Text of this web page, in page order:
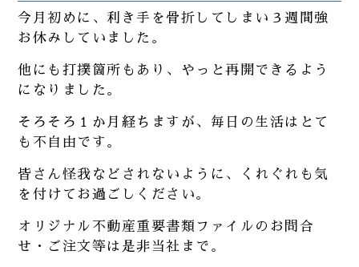
今月初めに、利き手を骨折してしまい３週間強
お休みしていました。
他にも打撲箇所もあり、やっと再開できるよう
になりました。
そろそろ１か月経ちますが、毎日の生活はとて
も不自由です。
皆さん怪我などされないように、くれぐれも気
を付けてお過ごしください。
オリジナル不動産重要書類ファイルのお問合
せ・ご注文等は是非当社まで。